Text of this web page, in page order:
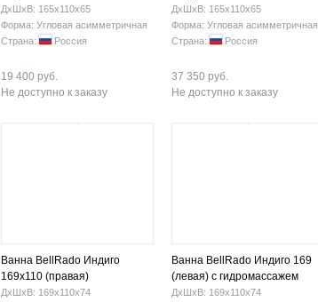
ДхШхВ: 165х110х65
Форма: Угловая асимметричная
Страна:
Россия
19 400 руб.
Не доступно к заказу
ДхШхВ: 165х110х65
Форма: Угловая асимметричная
Страна:
Россия
37 350 руб.
Не доступно к заказу
Ванна BellRado Индиго
169х110 (правая)
ДхШхВ: 169х110х74
Ванна BellRado Индиго 169
(левая) с гидромассажем
ДхШхВ: 169х110х74